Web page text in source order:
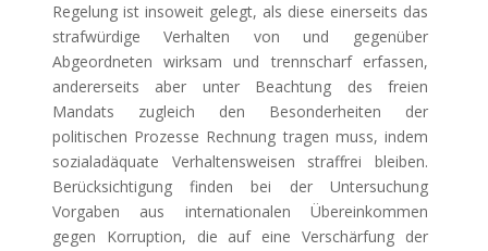
Regelung ist insoweit gelegt, als diese einerseits das
strafwürdige Verhalten von und gegenüber
Abgeordneten wirksam und trennscharf erfassen,
andererseits aber unter Beachtung des freien
Mandats zugleich den Besonderheiten der
politischen Prozesse Rechnung tragen muss, indem
sozialadäquate Verhaltensweisen straffrei bleiben.
Berücksichtigung finden bei der Untersuchung
Vorgaben aus internationalen Übereinkommen
gegen Korruption, die auf eine Verschärfung der